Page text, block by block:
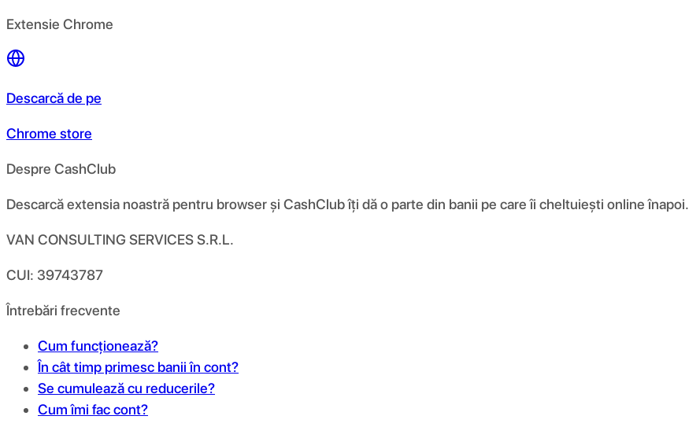
Extensie Chrome
Descarcă de pe
Chrome store
Despre CashClub
Descarcă extensia noastră pentru browser și CashClub îți dă o parte din banii pe care îi cheltuiești online înapoi.
VAN CONSULTING SERVICES S.R.L.
CUI: 39743787
Întrebări frecvente
Cum funcționează?
În cât timp primesc banii în cont?
Se cumulează cu reducerile?
Cum îmi fac cont?